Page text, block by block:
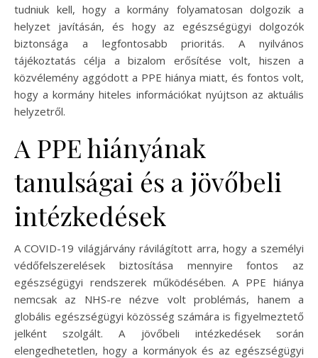
tudniuk kell, hogy a kormány folyamatosan dolgozik a
helyzet javításán, és hogy az egészségügyi dolgozók
biztonsága a legfontosabb prioritás. A nyilvános
tájékoztatás célja a bizalom erősítése volt, hiszen a
közvélemény aggódott a PPE hiánya miatt, és fontos volt,
hogy a kormány hiteles információkat nyújtson az aktuális
helyzetről.
A PPE hiányának
tanulságai és a jövőbeli
intézkedések
A COVID-19 világjárvány rávilágított arra, hogy a személyi
védőfelszerelések biztosítása mennyire fontos az
egészségügyi rendszerek működésében. A PPE hiánya
nemcsak az NHS-re nézve volt problémás, hanem a
globális egészségügyi közösség számára is figyelmeztető
jelként szolgált. A jövőbeli intézkedések során
elengedhetetlen, hogy a kormányok és az egészségügyi